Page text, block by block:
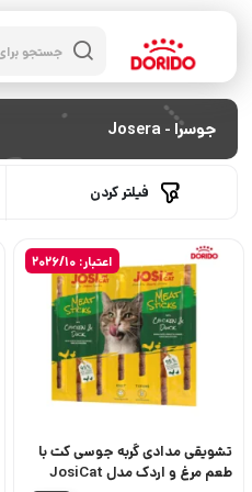
جوسرا - Josera
فیلتر کردن
اعتبار: 2026/10
تشویقی مدادی گربه جوسی کت با
طعم مرغ و اردک مدل JosiCat